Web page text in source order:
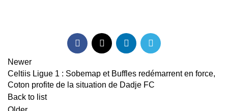
Newer
Celtiis Ligue 1 : Sobemap et Buffles redémarrent en force,
Coton profite de la situation de Dadje FC
Back to list